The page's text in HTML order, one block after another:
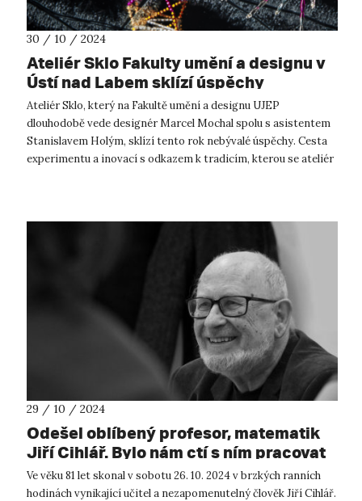
30 / 10 / 2024
Ateliér Sklo Fakulty umění a designu v
Ústí nad Labem sklízí úspěchy
Ateliér Sklo, který na Fakultě umění a designu UJEP
dlouhodobě vede designér Marcel Mochal spolu s asistentem
Stanislavem Holým, sklízí tento rok nebývalé úspěchy. Cesta
experimentu a inovací s odkazem k tradicím, kterou se ateliér
29 / 10 / 2024
Odešel oblíbený profesor, matematik
Jiří Cihlář. Bylo nám ctí s ním pracovat
Ve věku 81 let skonal v sobotu 26. 10. 2024 v brzkých ranních
hodinách vynikající učitel a nezapomenutelný člověk Jiří Cihlář.